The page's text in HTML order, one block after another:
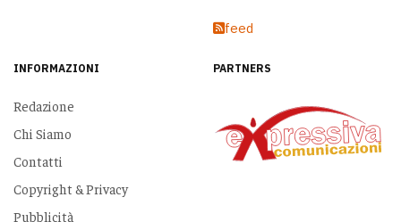
feed
INFORMAZIONI
Redazione
Chi Siamo
Contatti
Copyright & Privacy
Pubblicità
PARTNERS